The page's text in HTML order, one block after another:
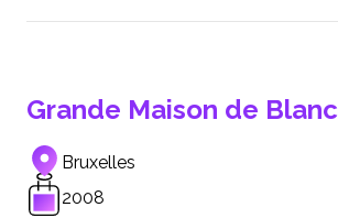
Grande Maison de Blanc
Bruxelles
2008